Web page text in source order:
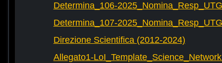
Determina_106-
Determina_107-
Direzione Scientifica (2012-2024)
Allegato1-